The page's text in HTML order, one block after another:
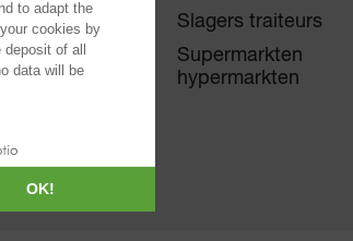
Slagers traiteurs
Supermarkten
hypermarkten